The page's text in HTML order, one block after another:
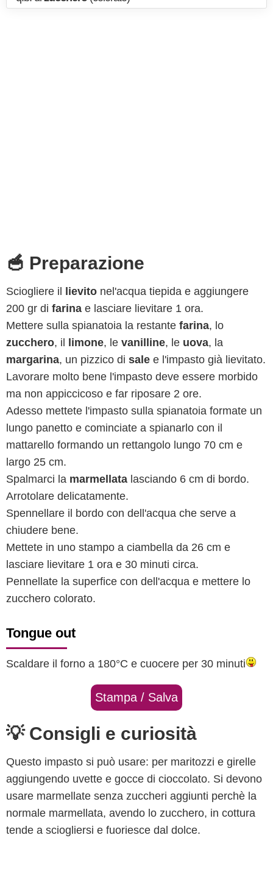
🥣 Preparazione
Sciogliere il lievito nel'acqua tiepida e aggiungere
200 gr di farina e lasciare lievitare 1 ora.
Mettere sulla spianatoia la restante farina, lo
zucchero, il limone, le vanilline, le uova, la
margarina, un pizzico di sale e l'impasto già lievitato.
Lavorare molto bene l'impasto deve essere morbido
ma non appiccicoso e far riposare 2 ore.
Adesso mettete l'impasto sulla spianatoia formate un
lungo panetto e cominciate a spianarlo con il
mattarello formando un rettangolo lungo 70 cm e
largo 25 cm.
Spalmarci la marmellata lasciando 6 cm di bordo.
Arrotolare delicatamente.
Spennellare il bordo con dell'acqua che serve a
chiudere bene.
Mettete in uno stampo a ciambella da 26 cm e
lasciare lievitare 1 ora e 30 minuti circa.
Pennellate la superfice con dell'acqua e mettere lo
zucchero colorato.
Tongue out
Scaldare il forno a 180°C e cuocere per 30 minuti
Stampa / Salva
💡 Consigli e curiosità
Questo impasto si può usare: per maritozzi e girelle
aggiungendo uvette e gocce di cioccolato. Si devono
usare marmellate senza zuccheri aggiunti perchè la
normale marmellata, avendo lo zucchero, in cottura
tende a sciogliersi e fuoriesce dal dolce.